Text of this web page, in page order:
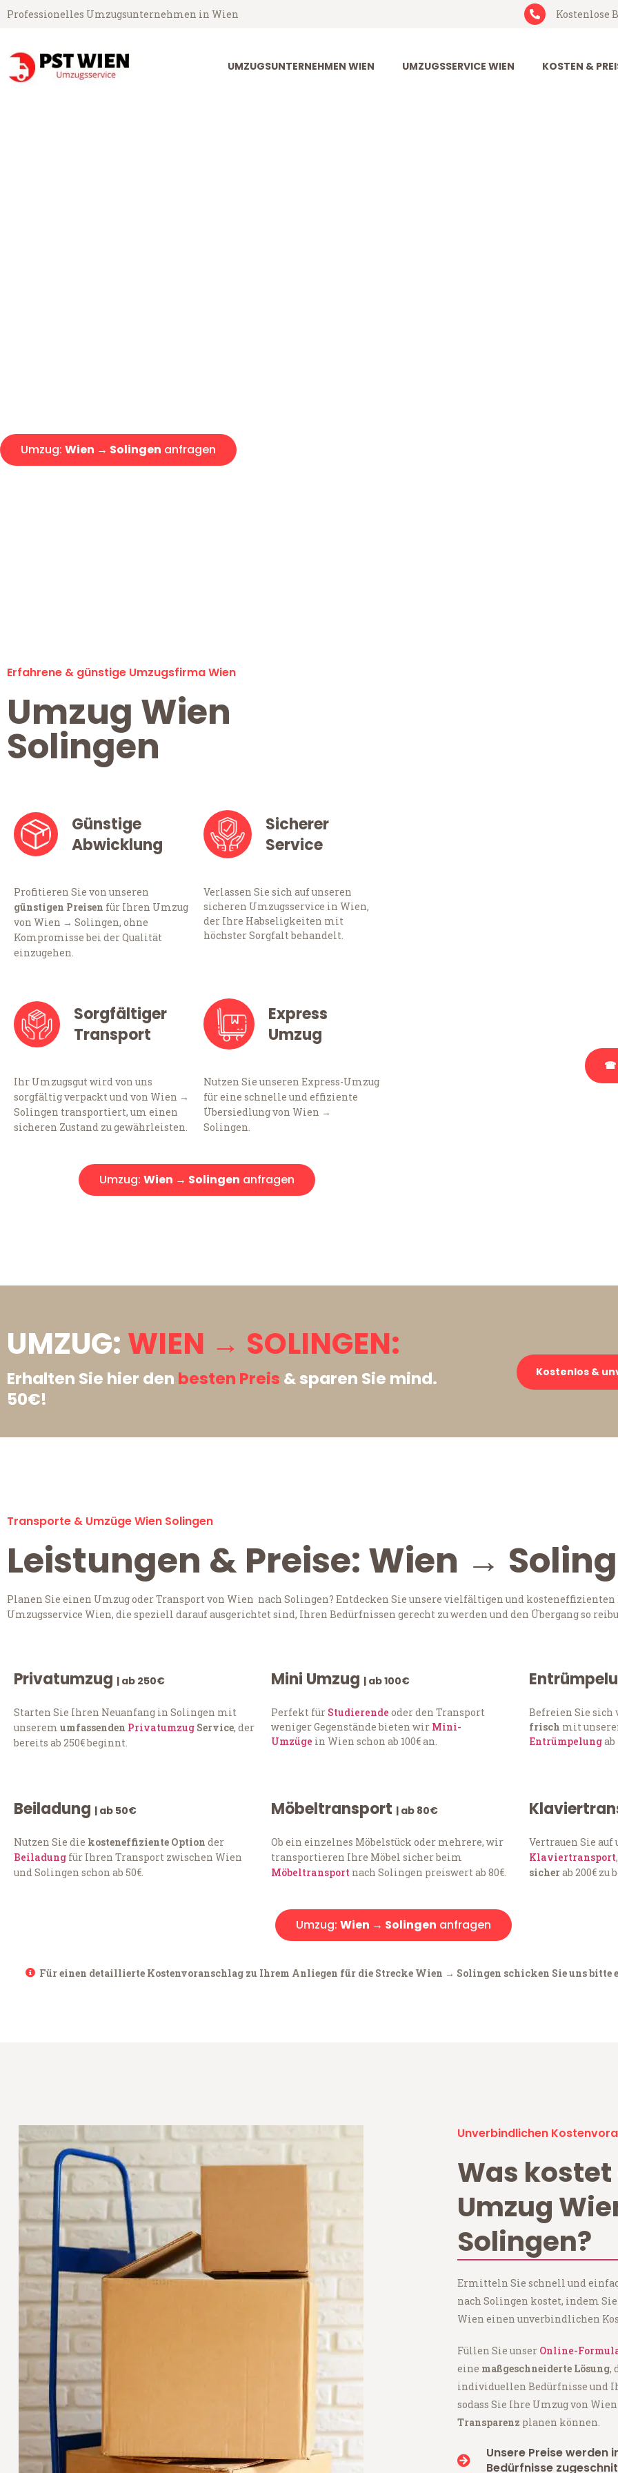
Professionelles Umzugsunternehmen in Wien Kostenlose
UMZUGSUNTERNEHMEN WIEN UMZUGSSERVICE WIEN KOSTEN &
Umzug: Wien → Solingen anfragen
Erfahrene & günstige Umzugsfirma Wien
Umzug Wien
Solingen
Günstige
Abwicklung
Profitieren Sie von unseren
günstigen Preisen für Ihren Umzug
von Wien → Solingen, ohne
Kompromisse bei der Qualität
einzugehen.
Sicherer
Service
Verlassen Sie sich auf unseren
sicheren Umzugsservice in Wien,
der Ihre Habseligkeiten mit
höchster Sorgfalt behandelt.
Sorgfältiger
Transport
Ihr Umzugsgut wird von uns
sorgfältig verpackt und von Wien →
Solingen transportiert, um einen
sicheren Zustand zu gewährleisten.
Express
Umzug
Nutzen Sie unseren Express-Umzug
für eine schnelle und effiziente
Übersiedlung von Wien →
Solingen.
Umzug: Wien → Solingen anfragen
☎
UMZUG: WIEN → SOLINGEN:
Erhalten Sie hier den besten Preis & sparen Sie mind.
50€!
Kostenlos &
Transporte & Umzüge Wien Solingen
Leistungen & Preise: Wien →
Planen Sie einen Umzug oder Transport von Wien nach Solingen? Entdecken Sie unsere vielfältigen und
Umzugsservice Wien, die speziell darauf ausgerichtet sind, Ihren Bedürfnissen gerecht zu werden und den Übergang so
Privatumzug | ab 250€
Starten Sie Ihren Neuanfang in Solingen mit
unserem umfassenden Privatumzug Service, der
bereits ab 250€ beginnt.
Mini Umzug | ab 100€
Perfekt für Studierende oder den Transport
weniger Gegenstände bieten wir Mini-
Umzüge in Wien schon ab 100€ an.
Befreien Sie sich
frisch mit
Entrümpelungab
Beiladung | ab 50€
Nutzen Sie die kosteneffiziente Option der
Beiladung für Ihren Transport zwischen Wien
und Solingen schon ab 50€.
Möbeltransport | ab 80€
Ob ein einzelnes Möbelstück oder mehrere, wir
transportieren Ihre Möbel sicher beim
Möbeltransport nach Solingen preiswert ab 80€.
Vertrauen Sie auf
Klaviertransport
sicherab 200€ zu
Umzug: Wien → Solingen anfragen
Für einen detaillierte Kostenvoranschlag zu Ihrem Anliegen für die Strecke Wien → Solingen schicken Sie uns bitte
Unverbindlichen
Was kostet
Umzug
Solingen?
Ermitteln Sie schnell und
nach Solingen kostet, indem
Wien einen unverbindlichen
Füllen Sie unser Online-
eine maßgeschneiderte Lösung,
individuellen Bedürfnisse und
sodass Sie Ihre Umzug von
Transparenz planen können.
Unsere Preise werden
Bedürfnisse